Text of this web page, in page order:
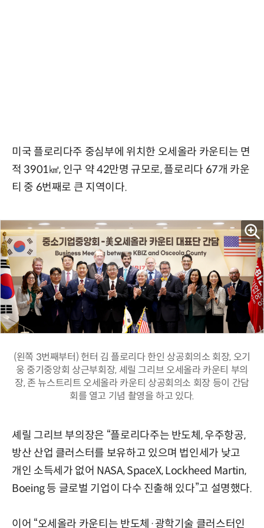
미국 플로리다주 중심부에 위치한 오세올라 카운티는 면
적 3901㎢, 인구 약 42만명 규모로, 플로리다 67개 카운
티 중 6번째로 큰 지역이다.
(왼쪽 3번째부터) 헌터 김 플로리다 한인 상공회의소 회장, 오기
웅 중기중앙회 상근부회장, 셰릴 그리브 오세올라 카운티 부의
장, 존 뉴스트리트 오세올라 카운티 상공회의소 회장 등이 간담
회를 열고 기념 촬영을 하고 있다.
셰릴 그리브 부의장은 “플로리다주는 반도체, 우주항공,
방산 산업 클러스터를 보유하고 있으며 법인세가 낮고
개인 소득세가 없어 NASA, SpaceX, Lockheed Martin,
Boeing 등 글로벌 기업이 다수 진출해 있다”고 설명했다.
이어 “오세올라 카운티는 반도체·광학기술 클러스터인